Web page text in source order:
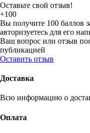
Оставьте свой отзыв!
+100
Вы получите 100 баллов
авторизуетесь для его
Ваш вопрос или отзыв
публикацией
Оставить отзыв
Доставка
Всю информацию о
Оплата